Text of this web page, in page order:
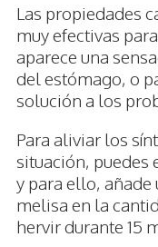
Las propiedades
muy efectivas
aparece una
del estómago, o
solución a los
Para aliviar los
situación, puedes
y para ello, añade
melisa en la
hervir durante 15